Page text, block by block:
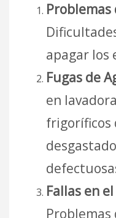
Problemas
apagar los
Fugas de
en
frigoríficos
Fallas en